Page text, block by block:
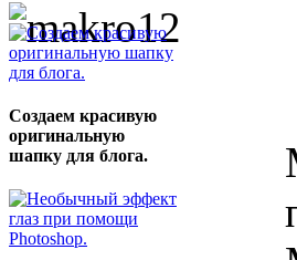
Создаем красивую
оригинальную
шапку для блога.